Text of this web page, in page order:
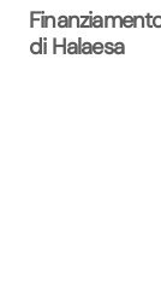
di Halaesa